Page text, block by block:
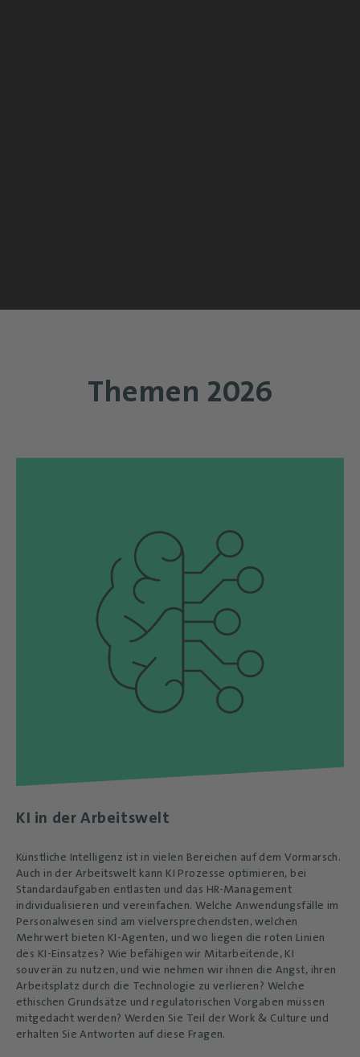
Themen 2026
KI in der Arbeitswelt
Künstliche Intelligenz ist in vielen Bereichen auf dem Vormarsch.
Auch in der Arbeitswelt kann KI Prozesse optimieren, bei
Standardaufgaben entlasten und das HR-Management
individualisieren und vereinfachen. Welche Anwendungsfälle im
Personalwesen sind am vielversprechendsten, welchen
Mehrwert bieten KI-Agenten, und wo liegen die roten Linien
des KI-Einsatzes? Wie befähigen wir Mitarbeitende, KI
souverän zu nutzen, und wie nehmen wir ihnen die Angst, ihren
Arbeitsplatz durch die Technologie zu verlieren? Welche
ethischen Grundsätze und regulatorischen Vorgaben müssen
mitgedacht werden? Werden Sie Teil der Work & Culture und
erhalten Sie Antworten auf diese Fragen.